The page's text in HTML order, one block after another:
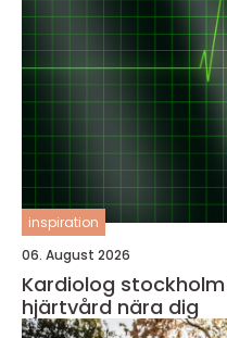
inspiration
06. August 2026
Kardiolog stockholm trygg och modern
hjärtvård nära dig